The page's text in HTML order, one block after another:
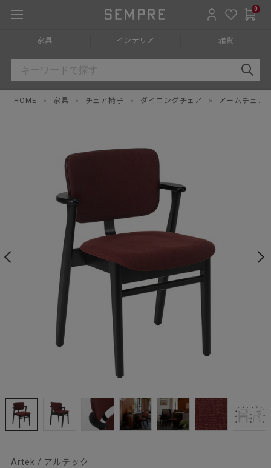
0
家具 インテリア 雑貨
HOME » 家具 » チェア椅子 » ダイニングチェア » アームチェア
Artek / アルテック